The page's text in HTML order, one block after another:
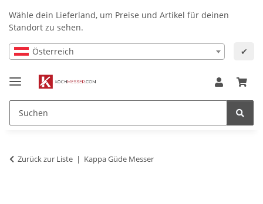
Wähle dein Lieferland, um Preise und Artikel für deinen
Standort zu sehen.
Österreich ✔
Zurück zur Liste Kappa Güde Messer